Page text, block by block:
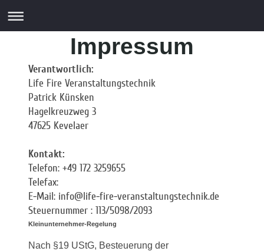
Impressum
Verantwortlich:
Life Fire Veranstaltungstechnik
Patrick Künsken
Hagelkreuzweg 3
47625 Kevelaer
Kontakt:
Telefon: +49 172 3259655
Telefax:
E-Mail: info@life-fire-veranstaltungstechnik.de
Steuernummer : 113/5098/2093
Kleinunternehmer-Regelung
Nach §19 UStG, Besteuerung der